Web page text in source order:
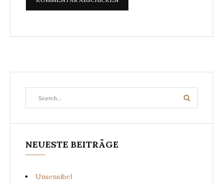
for:
Search
NEUESTE BEITRÄGE
Unsensibel